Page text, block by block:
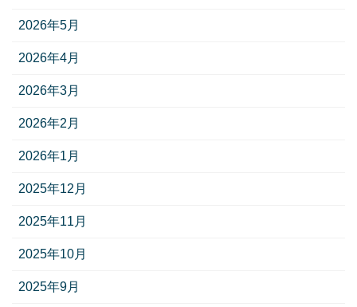
2026年5月
2026年4月
2026年3月
2026年2月
2026年1月
2025年12月
2025年11月
2025年10月
2025年9月